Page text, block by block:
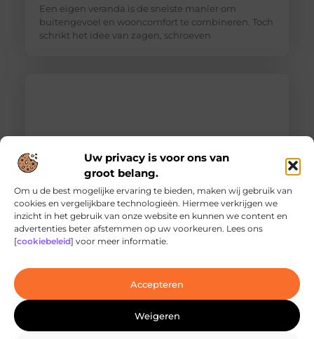
Uw privacy is voor ons van
groot belang.
Om u de best mogelijke ervaring te bieden, maken wij gebruik van
cookies en vergelijkbare technologieën. Hiermee verkrijgen we
inzicht in het gebruik van onze website en kunnen we content en
advertenties beter afstemmen op uw voorkeuren. Lees ons
[cookiebeleid] voor meer informatie.
Accepteren
Weigeren
Een eigen veranda is de snelste manier om
buitengevoel en wooncomfort te combineren. Toch
schrikt het idee van zagen, schroeven
Ontdek de innovatieve behandelingen in
jouw stad
laserbehandelingen in Den Haag? Dan ben je hier